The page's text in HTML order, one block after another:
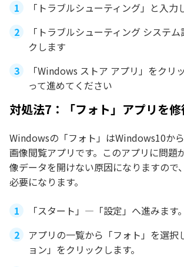
「トラブルシューティング」と入力
「トラブルシューティング システ
クします
「Windows ストア アプリ」をクリ
って進めてください
対処法7：「フォト」アプリを修
Windowsの「フォト」はWindows10か
画像閲覧アプリです。このアプリに問題
像データを開けない原因になりますので
必要になります。
「スタート」―「設定」へ進みます。
アプリの一覧から「フォト」を選択
ョン」をクリックします。